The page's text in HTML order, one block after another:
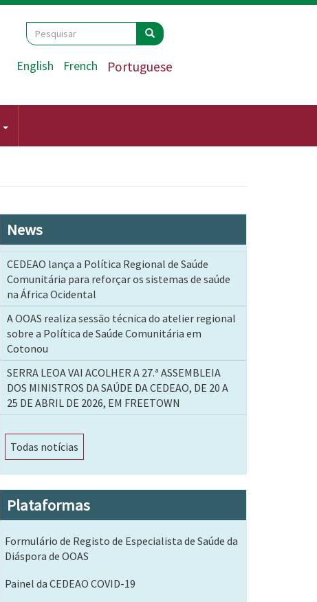
Search
Pesquisar Pesquisar
English French Portuguese
News
CEDEAO lança a Política Regional de Saúde
Comunitária para reforçar os sistemas de saúde
na África Ocidental
A OOAS realiza sessão técnica do atelier regional
sobre a Política de Saúde Comunitária em
Cotonou
SERRA LEOA VAI ACOLHER A 27.ª ASSEMBLEIA
DOS MINISTROS DA SAÚDE DA CEDEAO, DE 20 A
25 DE ABRIL DE 2026, EM FREETOWN
Todas notícias
Plataformas
Formulário de Registo de Especialista de Saúde da
Diáspora de OOAS
Painel da CEDEAO COVID-19